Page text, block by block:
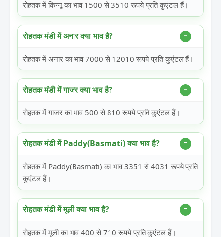
रोहतक में किन्नू का भाव 1500 से 3510 रूपये प्रति कुएंटल हैं।
रोहतक मंडी में अनार क्या भाव है?
रोहतक में अनार का भाव 7000 से 12010 रूपये प्रति कुएंटल हैं।
रोहतक मंडी में गाजर क्या भाव है?
रोहतक में गाजर का भाव 500 से 810 रूपये प्रति कुएंटल हैं।
रोहतक मंडी में Paddy(Basmati) क्या भाव है?
रोहतक में Paddy(Basmati) का भाव 3351 से 4031 रूपये प्रति
कुएंटल हैं।
रोहतक मंडी में मूली क्या भाव है?
रोहतक में मूली का भाव 400 से 710 रूपये प्रति कुएंटल हैं।